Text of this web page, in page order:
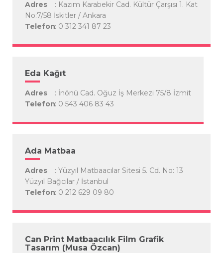
Adres
: Kazım Karabekir Cad. Kültür Çarşısı 1. Kat
No:7/58 İskitler / Ankara
Telefon: 0 312 341 87 23
Eda Kağıt
Adres
: İnönü Cad. Oğuz İş Merkezi 75/8 İzmit
Telefon: 0 543 406 83 43
Ada Matbaa
Adres
: Yüzyıl Matbaacılar Sitesi 5. Cd. No: 13
Yüzyıl Bağcılar / İstanbul
Telefon: 0 212 629 09 80
Can Print Matbaacılık Film Grafik
Tasarım (Musa Özcan)